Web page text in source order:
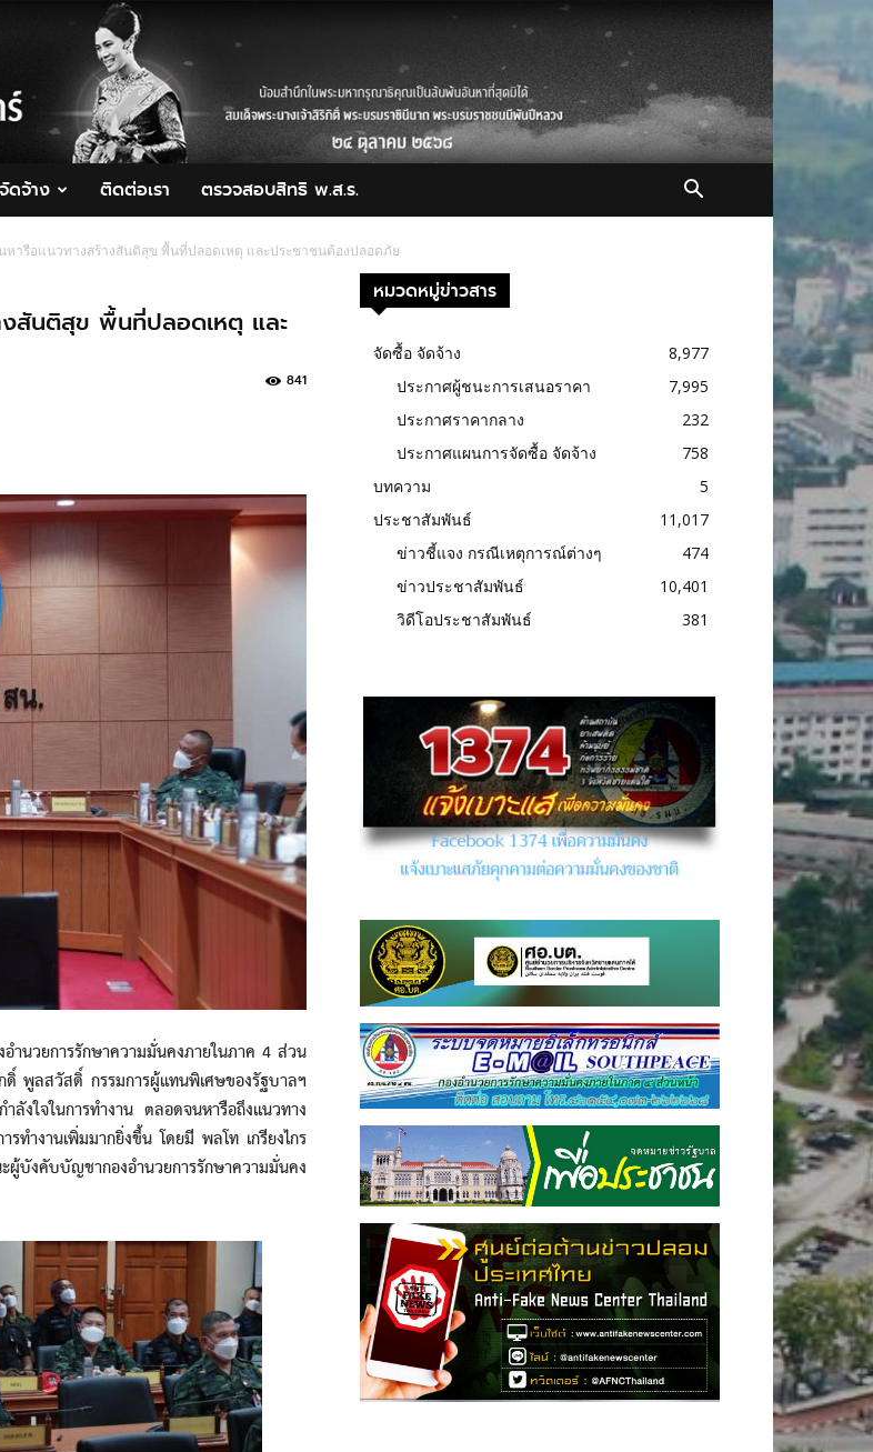
ดจ้าง ติดต่อเรา ตรวจสอบสิทธิ พ.ส.ร.
หารือแนวทางสร้างสันติสุข พื้นที่ปลอดเหตุ และประชาชนต้องปลอดภัย
งสันติสุข พื้นที่ปลอดเหตุ และ
841
ยการรักษาความมั่นคงภายในภาค 4 ส่วน
พูลสวัสดิ์ กรรมการผู้แทนพิเศษของรัฐบาลฯ
งใจในการทำงาน ตลอดจนหารือถึงแนวทาง
ทำงานเพิ่มมากยิ่งขึ้น โดยมี พลโท เกรียงไกร
บังคับบัญชากองอำนวยการรักษาความมั่นคง
หมวดหมู่ข่าวสาร
จัดซื้อ จัดจ้าง
8,977
ประกาศผู้ชนะการเสนอราคา
7,995
ประกาศราคากลาง
232
ประกาศแผนการจัดซื้อ จัดจ้าง
758
บทความ
5
ประชาสัมพันธ์
11,017
ข่าวชี้แจง กรณีเหตุการณ์ต่างๆ
474
ข่าวประชาสัมพันธ์
10,401
วิดีโอประชาสัมพันธ์
381